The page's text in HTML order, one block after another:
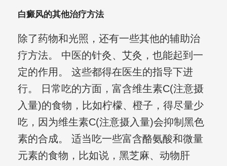
白癜风的其他治疗方法
除了药物和光照，还有一些其他的辅助治
疗方法。 中医的针灸、艾灸，也能起到一
定的作用。 这些都得在医生的指导下进
行。 日常吃的方面，富含维生素C(注意摄
入量)的食物，比如柠檬、橙子，得尽量少
吃，因为维生素C(注意摄入量)会抑制黑色
素的合成。 适当吃一些富含酪氨酸和微量
元素的食物，比如说，黑芝麻、动物肝